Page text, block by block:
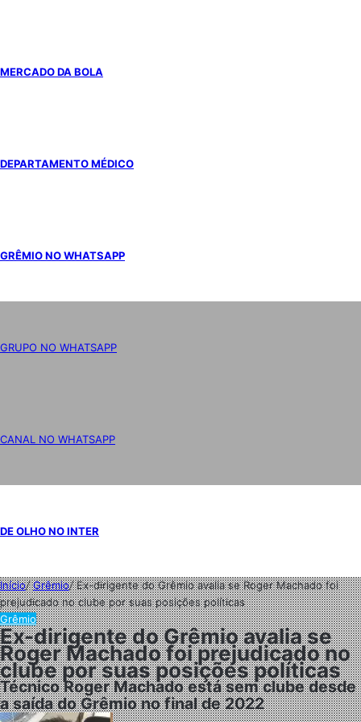
MERCADO DA BOLA
DEPARTAMENTO MÉDICO
GRÊMIO NO WHATSAPP
GRUPO NO WHATSAPP
CANAL NO WHATSAPP
DE OLHO NO INTER
Início/Grêmio/Ex-dirigente do Grêmio avalia se Roger Machado foi
prejudicado no clube por suas posições políticas
Grêmio
Ex-dirigente do Grêmio avalia se
Roger Machado foi prejudicado no
clube por suas posições políticas
Técnico Roger Machado está sem clube desde
a saída do Grêmio no final de 2022